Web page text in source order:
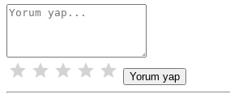
Yorum yap